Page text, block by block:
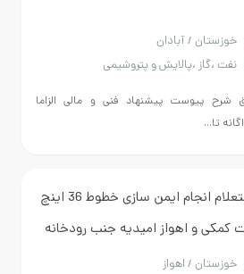
/ آبادان
،پالایش و پتروشیمی
پیشنهاد فنی و مالی الزاما
استعلام انجام ایمن سازی خطوط 36 اینچ
و اهواز امیدیه جنب رودخانه
تعمیرات و تست هیدرو/ اهواز